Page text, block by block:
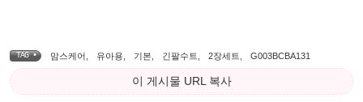
TAG • 맘스케어 유아용 기본 긴팔수트 2장세트 G003BCBA131
이 게시물 URL 복사